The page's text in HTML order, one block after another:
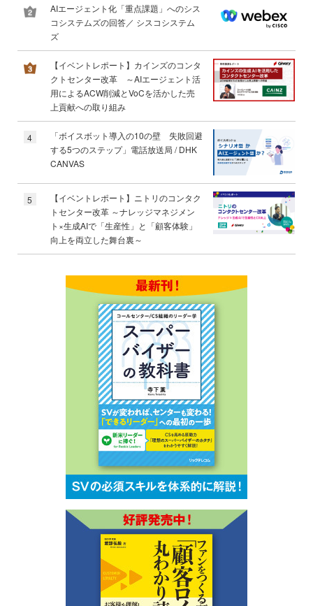
AIエージェント化「重点課題」へのシス
コシステムズの回答／ シスコシステム
ズ
【イベントレポート】カインズのコンタ
クトセンター改革 ～AIエージェント活
用によるACW削減とVoCを活かした売
上貢献への取り組み
4
「ボイスボット導入の10の壁 失敗回避
する5つのステップ」電話放送局 / DHK
CANVAS
5
【イベントレポート】ニトリのコンタク
トセンター改革 ～ナレッジマネジメン
ト×生成AIで「生産性」と「顧客体験」
向上を両立した舞台裏～